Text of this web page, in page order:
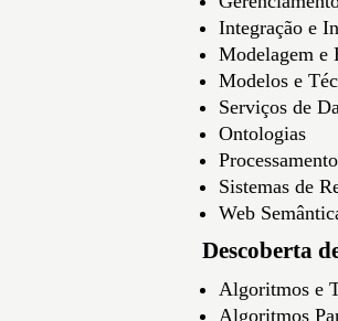
Integração e
Modelagem e
Modelos e
Serviços de
Ontologias
Sistemas de
Web
Descoberta
Algoritmos e
Algoritmos